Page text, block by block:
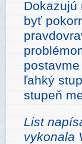
Dokazujú
byť
ľahký
stupeň
List napí
vykonala